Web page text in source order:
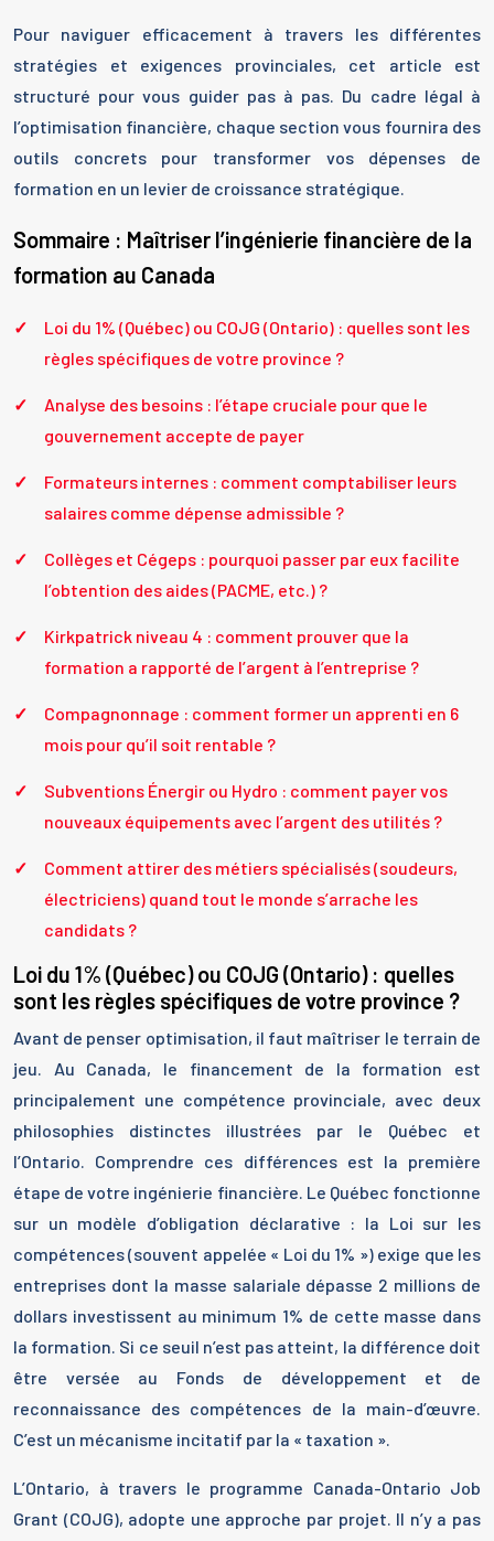
Pour naviguer efficacement à travers les différentes
stratégies et exigences provinciales, cet article est
structuré pour vous guider pas à pas. Du cadre légal à
l’optimisation financière, chaque section vous fournira des
outils concrets pour transformer vos dépenses de
formation en un levier de croissance stratégique.
Sommaire : Maîtriser l’ingénierie financière de la
formation au Canada
Loi du 1% (Québec) ou COJG (Ontario) : quelles sont les
règles spécifiques de votre province ?
Analyse des besoins : l’étape cruciale pour que le
gouvernement accepte de payer
Formateurs internes : comment comptabiliser leurs
salaires comme dépense admissible ?
Collèges et Cégeps : pourquoi passer par eux facilite
l’obtention des aides (PACME, etc.) ?
Kirkpatrick niveau 4 : comment prouver que la
formation a rapporté de l’argent à l’entreprise ?
Compagnonnage : comment former un apprenti en 6
mois pour qu’il soit rentable ?
Subventions Énergir ou Hydro : comment payer vos
nouveaux équipements avec l’argent des utilités ?
Comment attirer des métiers spécialisés (soudeurs,
électriciens) quand tout le monde s’arrache les
candidats ?
Loi du 1% (Québec) ou COJG (Ontario) : quelles
sont les règles spécifiques de votre province ?
Avant de penser optimisation, il faut maîtriser le terrain de
jeu. Au Canada, le financement de la formation est
principalement une compétence provinciale, avec deux
philosophies distinctes illustrées par le Québec et
l’Ontario. Comprendre ces différences est la première
étape de votre ingénierie financière. Le Québec fonctionne
sur un modèle d’obligation déclarative : la Loi sur les
compétences (souvent appelée « Loi du 1% ») exige que les
entreprises dont la masse salariale dépasse 2 millions de
dollars investissent au minimum 1% de cette masse dans
la formation. Si ce seuil n’est pas atteint, la différence doit
être versée au Fonds de développement et de
reconnaissance des compétences de la main-d’œuvre.
C’est un mécanisme incitatif par la « taxation ».
L’Ontario, à travers le programme Canada-Ontario Job
Grant (COJG), adopte une approche par projet. Il n’y a pas